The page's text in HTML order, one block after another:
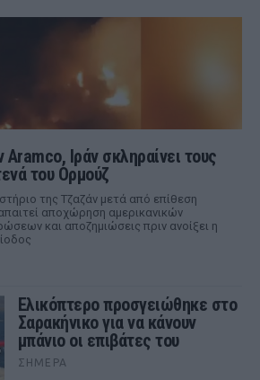
Aramco, Ιράν σκληραίνει τους
του Ορμούζ
της Τζαζάν μετά από επίθεση
αποχώρηση αμερικανικών
και αποζημιώσεις πριν ανοίξει η
Ελικόπτερο προσγειώθηκε στο
Σαρακήνικο για να κάνουν
μπάνιο οι επιβάτες του
ΣΉΜΕΡΑ